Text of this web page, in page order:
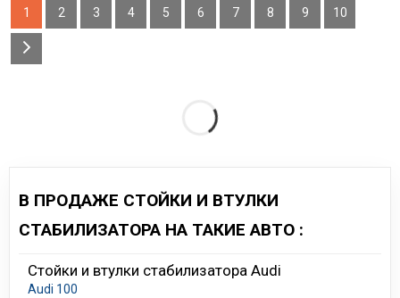
1 2 3 4 5 6 7 8 9 10
В ПРОДАЖЕ СТОЙКИ И ВТУЛКИ
СТАБИЛИЗАТОРА НА ТАКИЕ АВТО :
Стойки и втулки стабилизатора Audi
Audi 100